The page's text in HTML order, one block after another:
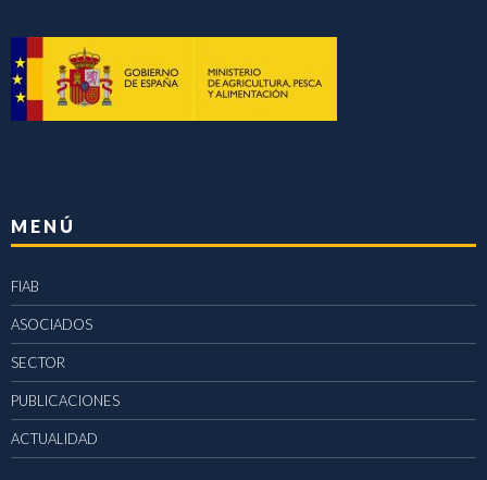
MENÚ
FIAB
ASOCIADOS
SECTOR
PUBLICACIONES
ACTUALIDAD